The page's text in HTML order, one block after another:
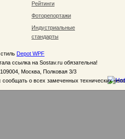
Рейтинги
Фоторепортажи
Индустриальные
стандарты
Depot WPF
ссылка на Sostav.ru обязательна!
109004, Москва, Полковая 3/3
о всех замеченных технических